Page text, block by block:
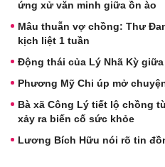
ứng xử văn minh giữa ồn ào
Mâu thuẫn vợ chồng: Thư
kịch liệt 1 tuần
Động thái của Lý Nhã Kỳ
Phương Mỹ Chi úp mở
Bà xã Công Lý tiết lộ chồng
xảy ra biến cố sức khỏe
Lương Bích Hữu nói rõ tin